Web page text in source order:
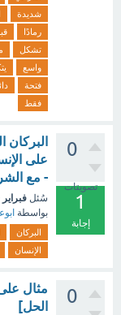
شديدة
رمادًا
تشكل
واسع
فتحة
فقط
0
تصويتات
1
إجابة
على
- مع
سُئل فبراير 27
بواسطة
البركان
الإنسان
0
مثال
الحل]